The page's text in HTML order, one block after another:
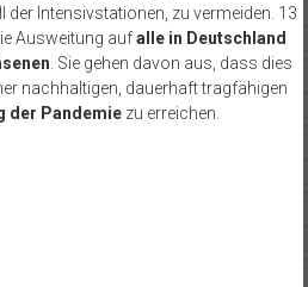
der Intensivstationen, zu vermeiden. 13
Ausweitung aufalle in Deutschland
. Sie gehen davon aus, dass dies
nachhaltigen, dauerhaft tragfähigen
der Pandemiezu erreichen.